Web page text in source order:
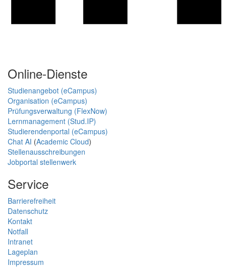
Online-Dienste
Studienangebot (eCampus)
Organisation (eCampus)
Prüfungsverwaltung (FlexNow)
Lernmanagement (Stud.IP)
Studierendenportal (eCampus)
Chat AI (Academic Cloud)
Stellenausschreibungen
Jobportal stellenwerk
Service
Barrierefreiheit
Datenschutz
Kontakt
Notfall
Intranet
Lageplan
Impressum